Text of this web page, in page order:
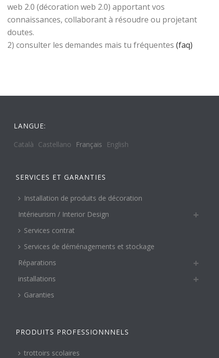
web 2.0 (décoration web 2.0) apportant vos
connaissances, collaborant à résoudre ou projetant
doutes.
2) consulter les demandes mais tu fréquentes (faq)
LANGUE:
Català Castellano Français English
SERVICES ET GARANTIES
Installation de produits de décoration
Intérieurism / Interior Design
Services contrat
Services de déménagements et stockage
Réparations
installations
Garanties
PRODUITS PROFESSIONNNELS
trottoirs scolaires